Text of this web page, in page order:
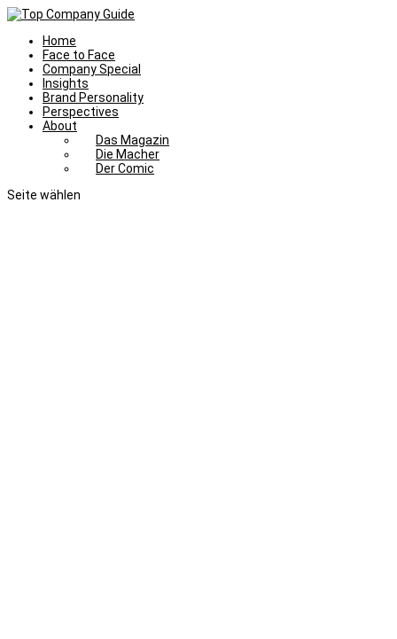
Home
Face to Face
Company Special
Insights
Brand Personality
Perspectives
About
Das Magazin
Die Macher
Der Comic
Seite wählen